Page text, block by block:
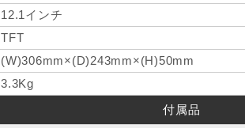
12.1インチ
TFT
(W)306mm×(D)243mm×(H)50mm
3.3Kg
付属品